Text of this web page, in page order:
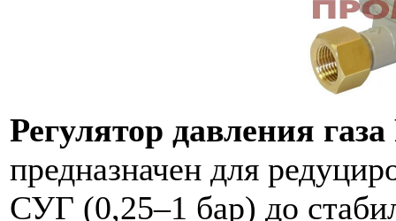
Регулятор давления
предназначен для
СУГ (0,25–1 бар) до